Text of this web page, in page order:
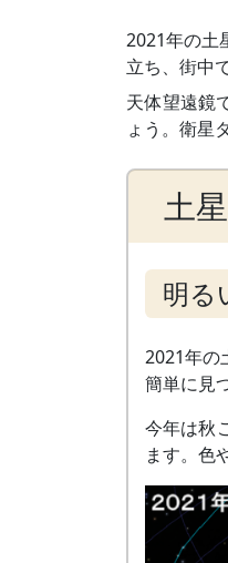
2021年の土
立ち、街中
天体望遠鏡
ょう。衛星
土
明る
2021年の
簡単に見
今年は秋
ます。色